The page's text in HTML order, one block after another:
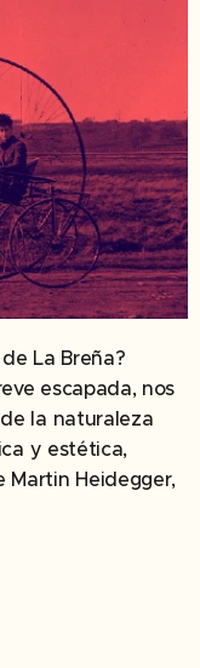
La Breña?
escapada, nos
la naturaleza
y estética,
Martin Heidegger,